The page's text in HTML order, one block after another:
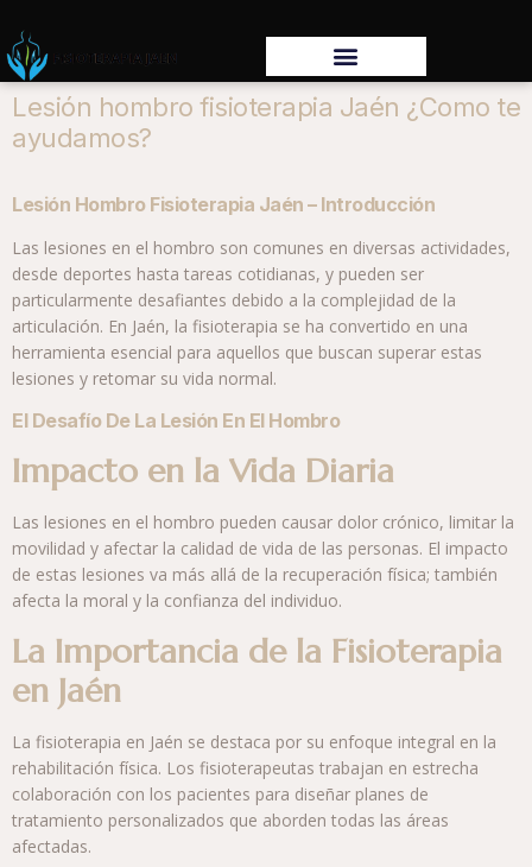
Lesión hombro fisioterapia Jaén ¿Como te
ayudamos?
Lesión Hombro Fisioterapia Jaén – Introducción
Las lesiones en el hombro son comunes en diversas actividades,
desde deportes hasta tareas cotidianas, y pueden ser
particularmente desafiantes debido a la complejidad de la
articulación. En Jaén, la fisioterapia se ha convertido en una
herramienta esencial para aquellos que buscan superar estas
lesiones y retomar su vida normal.
El Desafío De La Lesión En El Hombro
Impacto en la Vida Diaria
Las lesiones en el hombro pueden causar dolor crónico, limitar la
movilidad y afectar la calidad de vida de las personas. El impacto
de estas lesiones va más allá de la recuperación física; también
afecta la moral y la confianza del individuo.
La Importancia de la Fisioterapia
en Jaén
La fisioterapia en Jaén se destaca por su enfoque integral en la
rehabilitación física. Los fisioterapeutas trabajan en estrecha
colaboración con los pacientes para diseñar planes de
tratamiento personalizados que aborden todas las áreas
afectadas.